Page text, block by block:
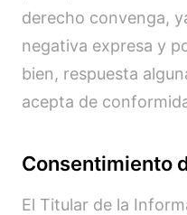
derecho convenga,
negativa expresa y
bien, respuesta
acepta de
Consentimiento
El Titular de la